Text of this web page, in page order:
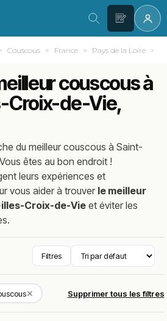
Couscous France Pays de la Loire
couscous à
Croix-de-Vie,
du meilleurcouscous àSaint-
êtes au bon endroit !
leurs expériences et
vous aider à trouver le meilleur
Croix-de-Vie et éviter les
Filtres
✕ Supprimer tous les filtres